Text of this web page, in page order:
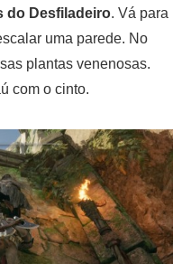
do Desfiladeiro. Vá para
uma parede. No
plantas venenosas.
com o cinto.